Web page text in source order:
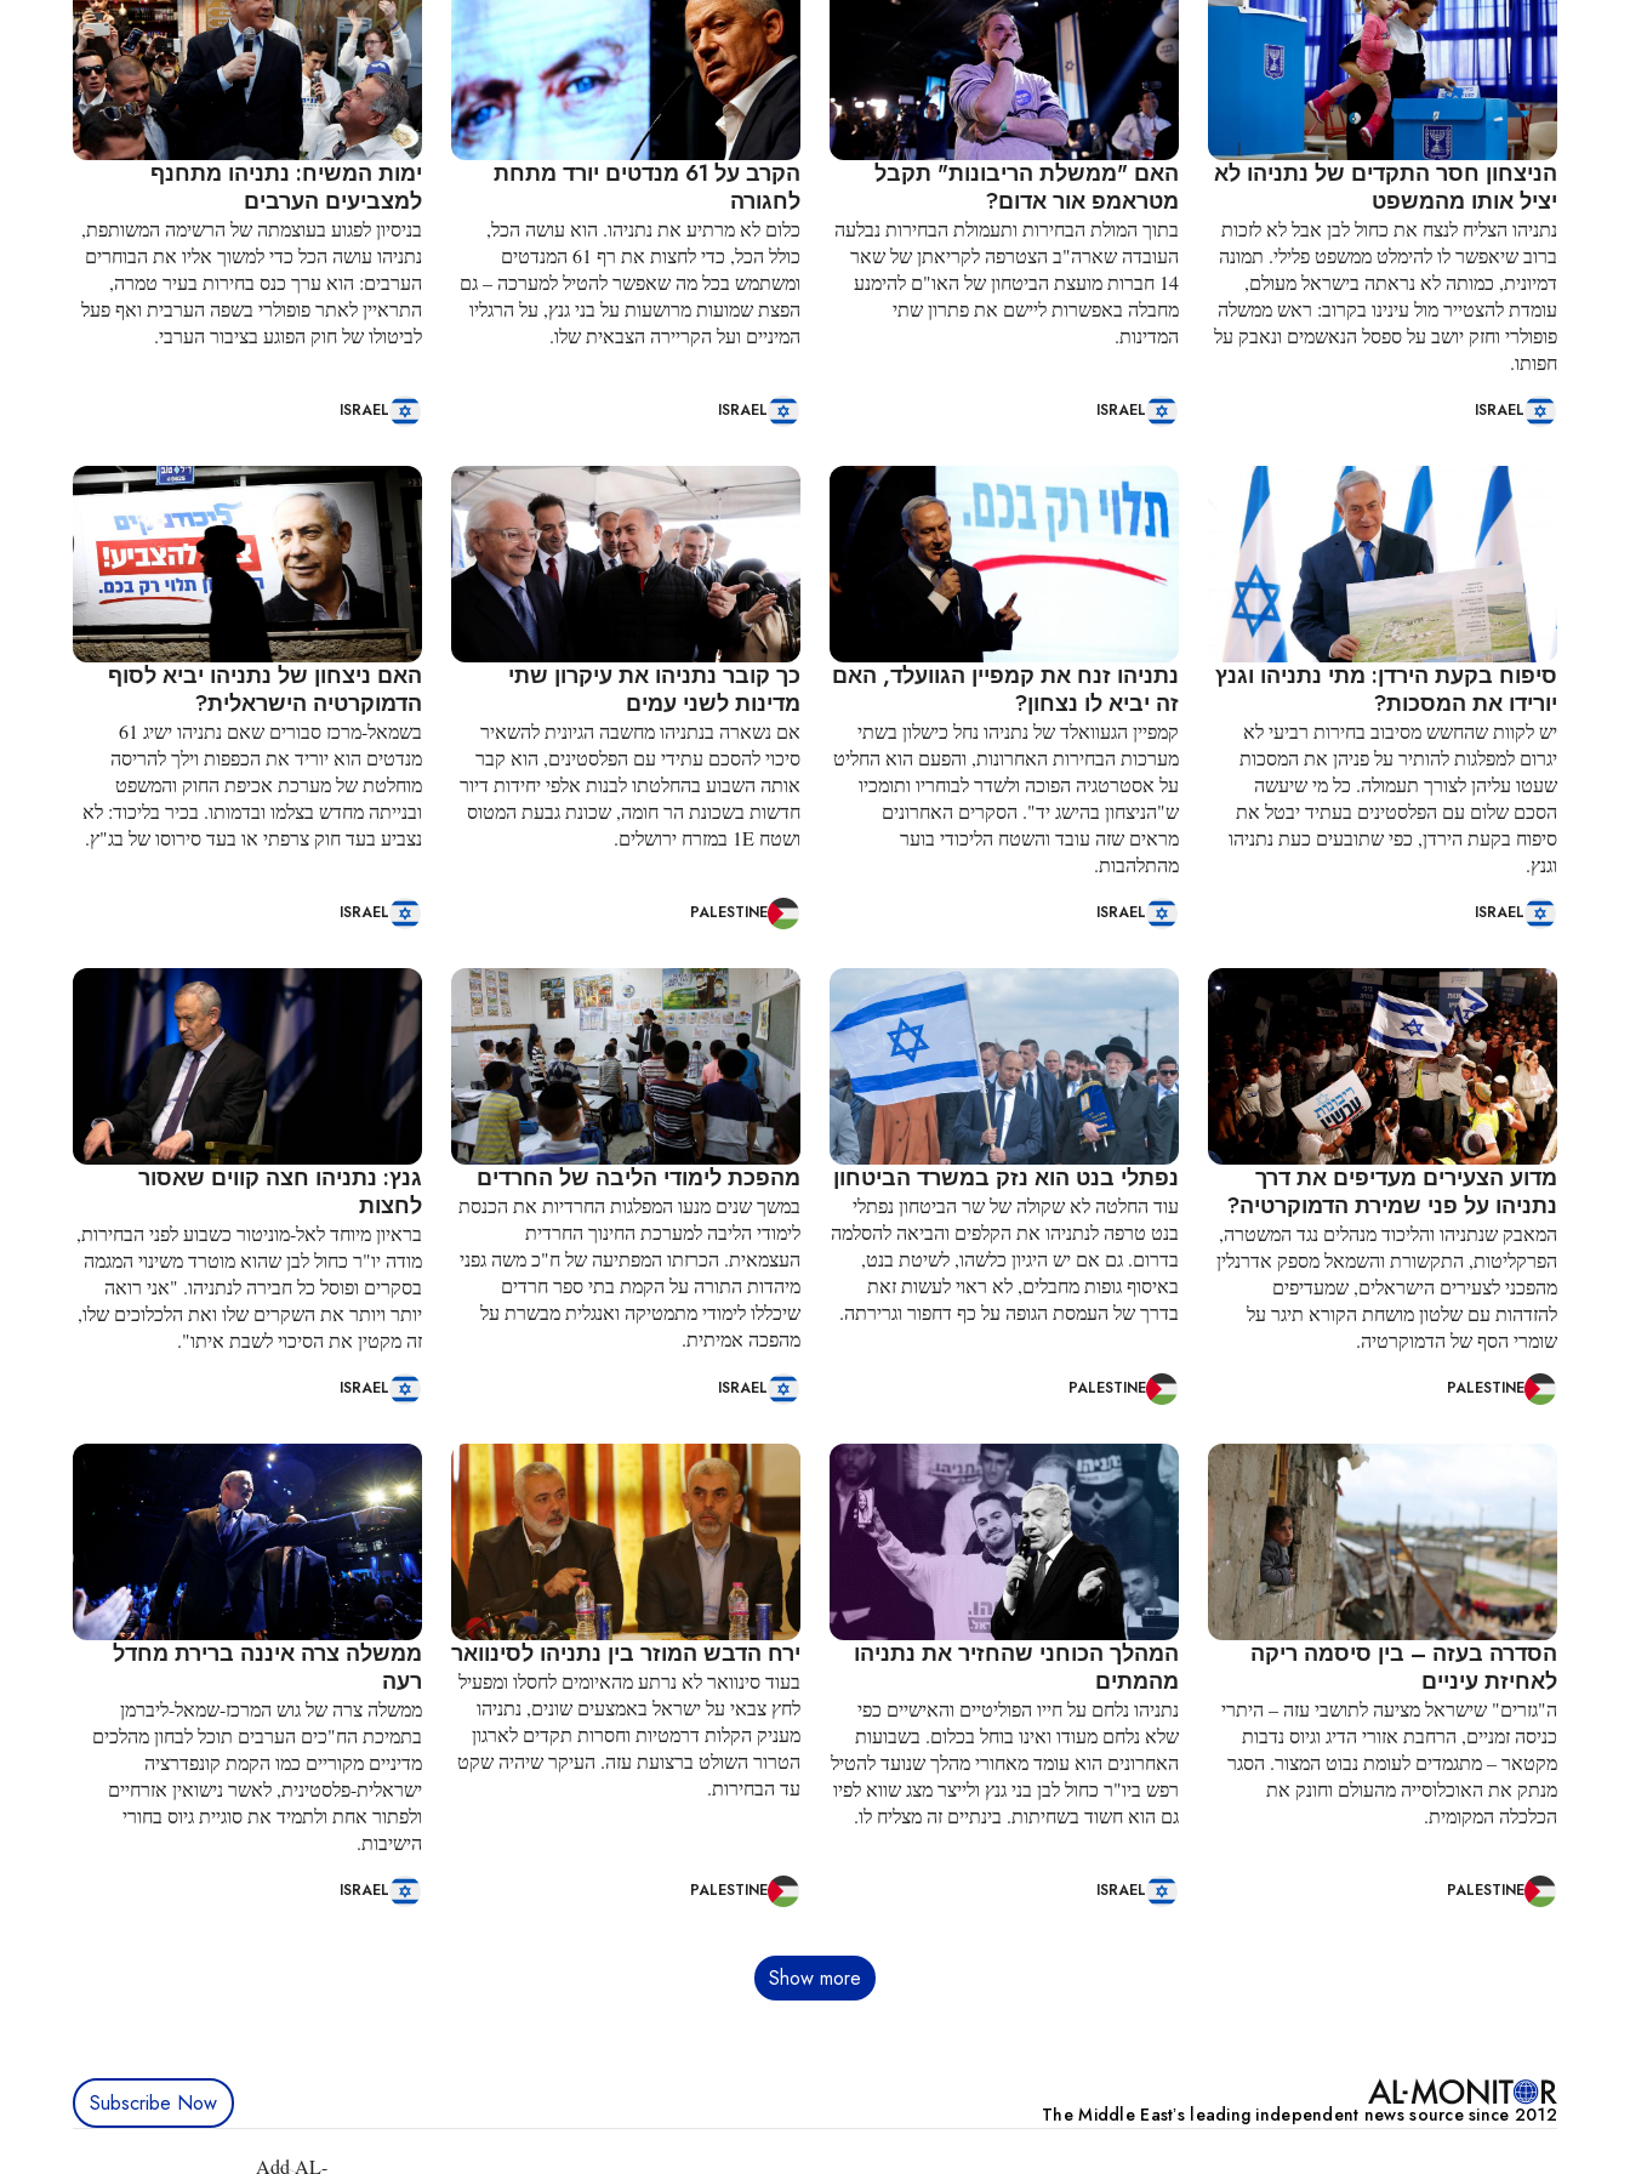
הניצחון חסר התקדים של נתניהו לא
יציל אותו מהמשפט
נתניהו הצליח לנצח את כחול לבן אבל לא לזכות
ברוב שיאפשר לו להימלט ממשפט פלילי. תמונה
דמיונית, כמותה לא נראתה בישראל מעולם,
עומדת להצטייר מול עינינו בקרוב: ראש ממשלה
פופולרי וחזק יושב על ספסל הנאשמים ונאבק על
חפותו.
ISRAEL
האם "ממשלת הריבונות" תקבל
מטראמפ אור אדום?
בתוך המולת הבחירות ותעמולת הבחירות נבלעה
העובדה שארה"ב הצטרפה לקריאתן של שאר
14 חברות מועצת הביטחון של האו"ם להימנע
מחבלה באפשרות ליישם את פתרון שתי
המדינות.
ISRAEL
הקרב על 61 מנדטים יורד מתחת
לחגורה
כלום לא מרתיע את נתניהו. הוא עושה הכל,
כולל הכל, כדי לחצות את רף 61 המנדטים
ומשתמש בכל מה שאפשר להטיל למערכה – גם
הפצת שמועות מרושעות על בני גנץ, על הרגליו
המיניים ועל הקריירה הצבאית שלו.
ISRAEL
ימות המשיח: נתניהו מתחנף
למצביעים הערבים
בניסיון לפגוע בעוצמתה של הרשימה המשותפת,
נתניהו עושה הכל כדי למשוך אליו את הבוחרים
הערבים: הוא ערך כנס בחירות בעיר טמרה,
התראיין לאתר פופולרי בשפה הערבית ואף פעל
לביטולו של חוק הפוגע בציבור הערבי.
ISRAEL
סיפוח בקעת הירדן: מתי נתניהו וגנץ
יורידו את המסכות?
יש לקוות שהחשש מסיבוב בחירות רביעי לא
יגרום למפלגות להותיר על פניהן את המסכות
שעטו עליהן לצורך תעמולה. כל מי שיעשה
הסכם שלום עם הפלסטינים בעתיד יבטל את
סיפוח בקעת הירדן, כפי שתובעים כעת נתניהו
וגנץ.
ISRAEL
נתניהו זנח את קמפיין הגוועלד, האם
זה יביא לו נצחון?
קמפיין הגעוואלד של נתניהו נחל כישלון בשתי
מערכות הבחירות האחרונות, והפעם הוא החליט
על אסטרטגיה הפוכה ולשדר לבוחריו ותומכיו
ש"הניצחון בהישג יד". הסקרים האחרונים
מראים שזה עובד והשטח הליכודי בוער
מהתלהבות.
ISRAEL
כך קובר נתניהו את עיקרון שתי
מדינות לשני עמים
אם נשארה בנתניהו מחשבה הגיונית להשאיר
סיכוי להסכם עתידי עם הפלסטינים, הוא קבר
אותה השבוע בהחלטתו לבנות אלפי יחידות דיור
חדשות בשכונת הר חומה, שכונת גבעת המטוס
ושטח 1E במזרח ירושלים.
PALESTINE
האם ניצחון של נתניהו יביא לסוף
הדמוקרטיה הישראלית?
בשמאל-מרכז סבורים שאם נתניהו ישיג 61
מנדטים הוא יוריד את הכפפות וילך להריסה
מוחלטת של מערכת אכיפת החוק והמשפט
ובנייתה מחדש בצלמו ובדמותו. בכיר בליכוד: לא
נצביע בעד חוק צרפתי או בעד סירוסו של בג"ץ.
ISRAEL
מדוע הצעירים מעדיפים את דרך
נתניהו על פני שמירת הדמוקרטיה?
המאבק שנתניהו והליכוד מנהלים נגד המשטרה,
הפרקליטות, התקשורת והשמאל מספק אדרנלין
מהפכני לצעירים הישראלים, שמעדיפים
להזדהות עם שלטון מושחת הקורא תיגר על
שומרי הסף של הדמוקרטיה.
PALESTINE
נפתלי בנט הוא נזק במשרד הביטחון
עוד החלטה לא שקולה של שר הביטחון נפתלי
בנט טרפה לנתניהו את הקלפים והביאה להסלמה
בדרום. גם אם יש היגיון כלשהו, לשיטת בנט,
באיסוף גופות מחבלים, לא ראוי לעשות זאת
בדרך של העמסת הגופה על כף דחפור וגרירתה.
PALESTINE
מהפכת לימודי הליבה של החרדים
במשך שנים מנעו המפלגות החרדיות את הכנסת
לימודי הליבה למערכת החינוך החרדית
העצמאית. הכרזתו המפתיעה של ח"כ משה גפני
מיהדות התורה על הקמת בתי ספר חרדים
שיכללו לימודי מתמטיקה ואנגלית מבשרת על
מהפכה אמיתית.
ISRAEL
גנץ: נתניהו חצה קווים שאסור
לחצות
בראיון מיוחד לאל-מוניטור כשבוע לפני הבחירות,
מודה יו"ר כחול לבן שהוא מוטרד משינוי המגמה
בסקרים ופוסל כל חבירה לנתניהו. "אני רואה
יותר ויותר את השקרים שלו ואת הלכלוכים שלו,
זה מקטין את הסיכוי לשבת איתו".
ISRAEL
הסדרה בעזה – בין סיסמה ריקה
לאחיזת עיניים
ה"גזרים" שישראל מציעה לתושבי עזה – היתרי
כניסה זמניים, הרחבת אזורי הדיג וגיוס נדבות
מקטאר – מתגמדים לעומת נבוט המצור. הסגר
מנתק את האוכלוסייה מהעולם וחונק את
הכלכלה המקומית.
PALESTINE
המהלך הכוחני שהחזיר את נתניהו
מהמתים
נתניהו נלחם על חייו הפוליטיים והאישיים כפי
שלא נלחם מעודו ואינו בוחל בכלום. בשבועות
האחרונים הוא עומד מאחורי מהלך שנועד להטיל
רפש ביו"ר כחול לבן בני גנץ ולייצר מצג שווא לפיו
גם הוא חשוד בשחיתות. בינתיים זה מצליח לו.
ISRAEL
ירח הדבש המוזר בין נתניהו לסינוואר
בעוד סינוואר לא נרתע מהאיומים לחסלו ומפעיל
לחץ צבאי על ישראל באמצעים שונים, נתניהו
מעניק הקלות דרמטיות וחסרות תקדים לארגון
הטרור השולט ברצועת עזה. העיקר שיהיה שקט
עד הבחירות.
PALESTINE
ממשלה צרה איננה ברירת מחדל
רעה
ממשלה צרה של גוש המרכז-שמאל-ליברמן
בתמיכת הח"כים הערבים תוכל לבחון מהלכים
מדיניים מקוריים כמו הקמת קונפדרציה
ישראלית-פלסטינית, לאשר נישואין אזרחיים
ולפתור אחת ולתמיד את סוגיית גיוס בחורי
הישיבות.
ISRAEL
Show more
The Middle Eastʼs leading independent news source since 2012
Subscribe Now
Add AL-